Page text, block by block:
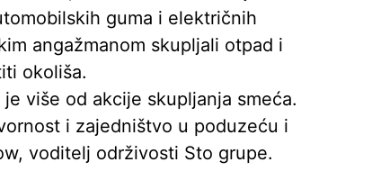
guma i električnih
angažmanom skupljali otpad i
okoliša.
više od akcije skupljanja smeća.
i zajedništvo u poduzeću i
voditelj održivosti Sto grupe.